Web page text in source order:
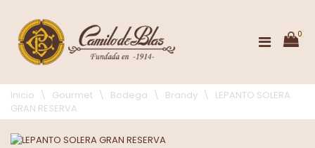
0
Inicio \ Gourmet \ Bodega \ Brandy \
LEPANTO SOLERA
GRAN RESERVA